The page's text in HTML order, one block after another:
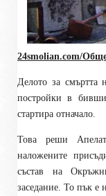
24smolian.com/
Делото за смъртта
постройки в
стартира отначало.
Това реши
наложените
състав на
заседание. То пък е